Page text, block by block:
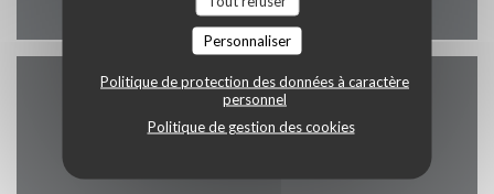
Personnaliser
Politique de protection des données à caractère
personnel
Politique de gestion des cookies
Accès